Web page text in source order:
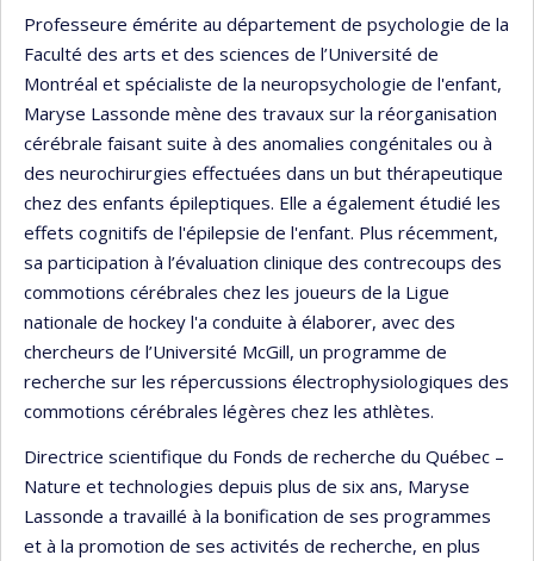
Professeure émérite au département de psychologie de la
Faculté des arts et des sciences de l’Université de
Montréal et spécialiste de la neuropsychologie de l'enfant,
Maryse Lassonde mène des travaux sur la réorganisation
cérébrale faisant suite à des anomalies congénitales ou à
des neurochirurgies effectuées dans un but thérapeutique
chez des enfants épileptiques. Elle a également étudié les
effets cognitifs de l'épilepsie de l'enfant. Plus récemment,
sa participation à l’évaluation clinique des contrecoups des
commotions cérébrales chez les joueurs de la Ligue
nationale de hockey l'a conduite à élaborer, avec des
chercheurs de l’Université McGill, un programme de
recherche sur les répercussions électrophysiologiques des
commotions cérébrales légères chez les athlètes.
Directrice scientifique du Fonds de recherche du Québec –
Nature et technologies depuis plus de six ans, Maryse
Lassonde a travaillé à la bonification de ses programmes
et à la promotion de ses activités de recherche, en plus